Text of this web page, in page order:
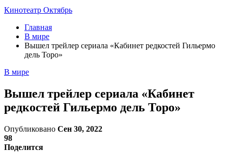
Кинотеатр Октябрь
Главная
В мире
Вышел трейлер сериала «Кабинет редкостей Гильермо
дель Торо»
В мире
Вышел трейлер сериала «Кабинет
редкостей Гильермо дель Торо»
Опубликовано Сен 30, 2022
98
Поделится